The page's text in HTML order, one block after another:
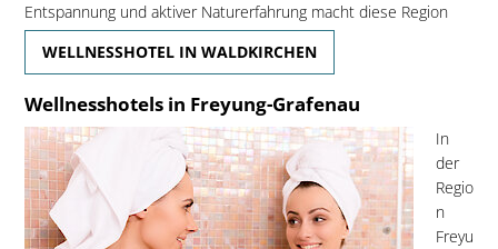
Entspannung und aktiver Naturerfahrung macht diese Region
WELLNESSHOTEL IN WALDKIRCHEN
Wellnesshotels in Freyung-Grafenau
In
der
Regio
n
Freyu